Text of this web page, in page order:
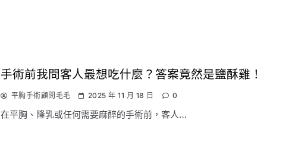
手術前我問客人最想吃什麼？答案竟然是鹽酥雞！
平胸手術顧問毛毛 2025 年 11 月 18 日 0
在平胸、隆乳或任何需要麻醉的手術前，客人…